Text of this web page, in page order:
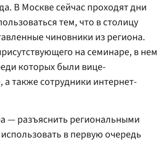
В Москве сейчас проходят дни
тем, что в столицу
чиновники из региона.
на семинаре, в нем
которых были вице-
также сотрудники интернет-
— разъяснить региональными
в первую очередь